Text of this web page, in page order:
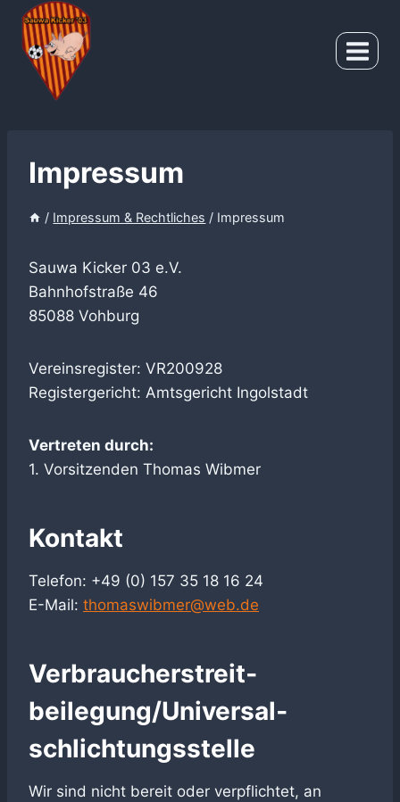
Zum
Inhalt
springen
Impressum
/ Impressum & Rechtliches / Impressum
Sauwa Kicker 03 e.V.
Bahnhofstraße 46
85088 Vohburg
Vereinsregister: VR200928
Registergericht: Amtsgericht Ingolstadt
Vertreten durch:
1. Vorsitzenden Thomas Wibmer
Kontakt
Telefon: +49 (0) 157 35 18 16 24
E-Mail: thomaswibmer@web.de
Verbraucher­streit­
beilegung/Universal­
schlichtungs­stelle
Wir sind nicht bereit oder verpflichtet, an